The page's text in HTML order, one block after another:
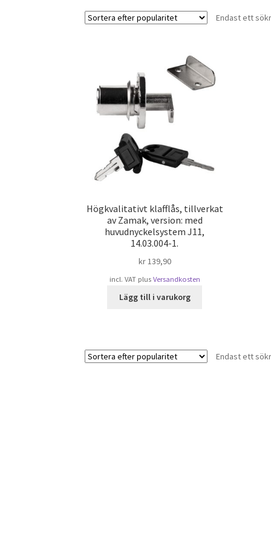
Endast ett
Högkvalitativt klafflås, tillverkat
av Zamak, version: med
huvudnyckelsystem J11,
14.03.004-1.
kr139,90
incl. VAT plus Versandkosten
Lägg till i varukorg
Endast ett